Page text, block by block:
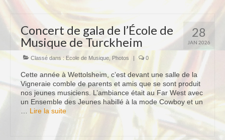
28
JAN 2026
Concert de gala de l’École de
Musique de Turckheim
Classé dans : Ecole de Musique Photos | 0
Cette année à Wettolsheim, c’est devant une salle de la
Vigneraie comble de parents et amis que se sont produit
nos jeunes musiciens. L’ambiance était au Far West avec
un Ensemble des Jeunes habillé à la mode Cowboy et un
Lire la suite­­